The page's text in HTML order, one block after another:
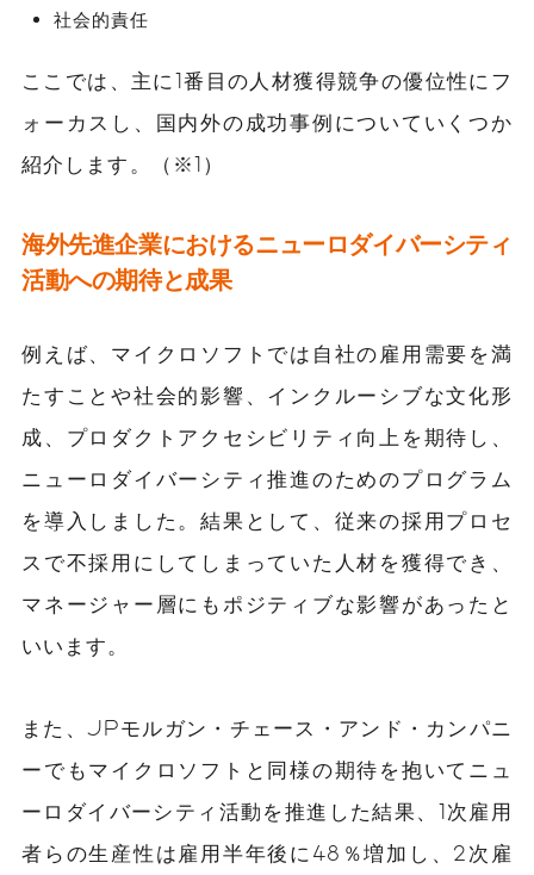
社会的責任
ここでは、主に1番目の人材獲得競争の優位性にフ
ォーカスし、国内外の成功事例についていくつか
紹介します。（※1）
海外先進企業におけるニューロダイバーシティ
活動への期待と成果
例えば、マイクロソフトでは自社の雇用需要を満
たすことや社会的影響、インクルーシブな文化形
成、プロダクトアクセシビリティ向上を期待し、
ニューロダイバーシティ推進のためのプログラム
を導入しました。結果として、従来の採用プロセ
スで不採用にしてしまっていた人材を獲得でき、
マネージャー層にもポジティブな影響があったと
いいます。
また、JPモルガン・チェース・アンド・カンパニ
ーでもマイクロソフトと同様の期待を抱いてニュ
ーロダイバーシティ活動を推進した結果、1次雇用
者らの生産性は雇用半年後に48％増加し、2次雇